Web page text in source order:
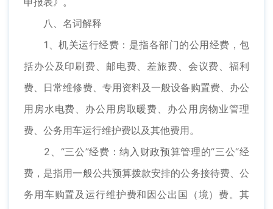
八、名词解释
1、机关运行经费：是指各部门的公用经费，包
括办公及印刷费、邮电费、差旅费、会议费、福利
费、日常维修费、专用资料及一般设备购置费、办公
用房水电费、办公用房取暖费、办公用房物业管理
费、公务用车运行维护费以及其他费用。
2、“三公”经费：纳入财政预算管理的“三公“经
费，是指用一般公共预算拨款安排的公务接待费、公
务用车购置及运行维护费和因公出国（境）费。其